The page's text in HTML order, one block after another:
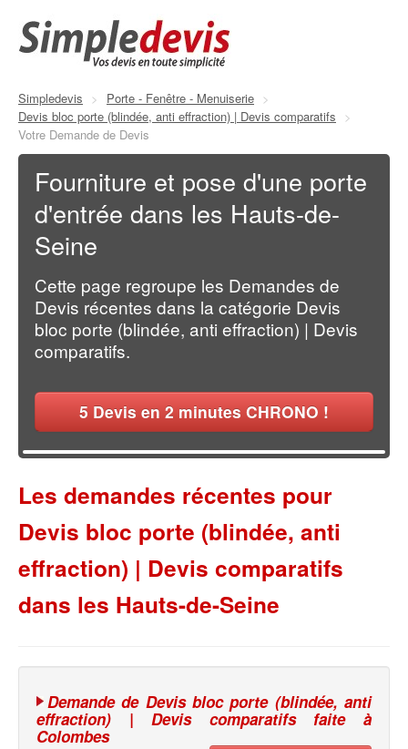
Simpledevis > Porte - Fenêtre - Menuiserie >
Devis bloc porte (blindée, anti effraction) | Devis comparatifs
>
Votre Demande de Devis
Fourniture et pose d'une porte
d'entrée dans les Hauts-de-
Seine
Cette page regroupe les Demandes de
Devis récentes dans la catégorie Devis
bloc porte (blindée, anti effraction) | Devis
comparatifs.
5 Devis en 2 minutes CHRONO !
Les demandes récentes pour
Devis bloc porte (blindée, anti
effraction) | Devis comparatifs
dans les Hauts-de-Seine
Demande de Devis bloc porte (blindée, anti
effraction) | Devis comparatifs faite à
Colombes